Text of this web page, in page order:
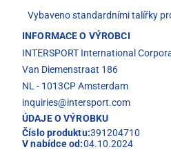
Vybaveno standardními talířky
INFORMACE O VÝROBCI
INTERSPORT International
Van Diemenstraat 186
NL - 1013CP Amsterdam
inquiries@intersport.com
ÚDAJE O VÝROBKU
Číslo produktu:391204710
V nabídce od:04.10.2024